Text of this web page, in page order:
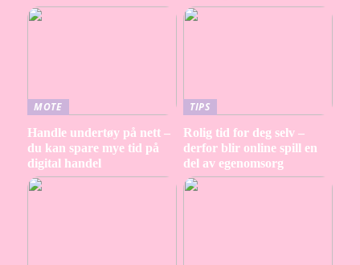
MOTE
Handle undertøy på nett –
du kan spare mye tid på
digital handel
TIPS
Rolig tid for deg selv –
derfor blir online spill en
del av egenomsorg